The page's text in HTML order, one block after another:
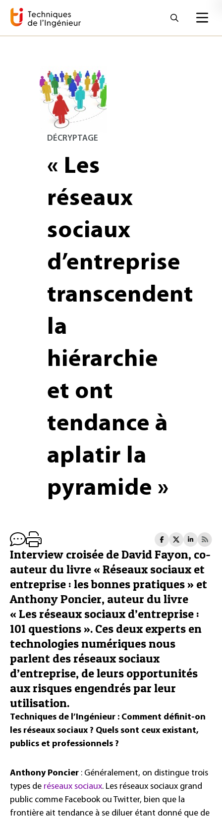
DÉCRYPTAGE
« Les
réseaux
sociaux
d’entreprise
transcendent
la
hiérarchie
et ont
tendance à
aplatir la
pyramide »
Interview croisée de David Fayon, co-
auteur du livre « Réseaux sociaux et
entreprise : les bonnes pratiques » et
Anthony Poncier, auteur du livre
« Les réseaux sociaux d’entreprise :
101 questions ». Ces deux experts en
technologies numériques nous
parlent des réseaux sociaux
d’entreprise, de leurs opportunités
aux risques engendrés par leur
utilisation.
Techniques de l’Ingénieur : Comment définit-on
les réseaux sociaux ? Quels sont ceux existant,
publics et professionnels ?
Anthony Poncier : Généralement, on distingue trois
types de réseaux sociaux. Les réseaux sociaux grand
public comme Facebook ou Twitter, bien que la
frontière ait tendance à se diluer étant donné que de